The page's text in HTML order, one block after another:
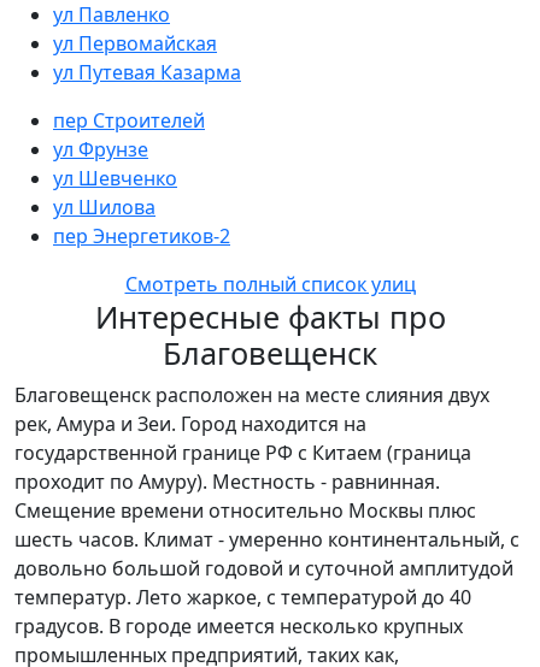
ул Павленко
ул Первомайская
ул Путевая Казарма
пер Строителей
ул Фрунзе
ул Шевченко
ул Шилова
пер Энергетиков-2
Смотреть полный список улиц
Интересные факты про
Благовещенск
Благовещенск расположен на месте слияния двух
рек, Амура и Зеи. Город находится на
государственной границе РФ с Китаем (граница
проходит по Амуру). Местность - равнинная.
Смещение времени относительно Москвы плюс
шесть часов. Климат - умеренно континентальный, с
довольно большой годовой и суточной амплитудой
температур. Лето жаркое, с температурой до 40
градусов. В городе имеется несколько крупных
промышленных предприятий, таких как,